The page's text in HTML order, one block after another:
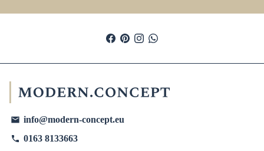
email info@modern-concept.eu
phone 0163 8133663